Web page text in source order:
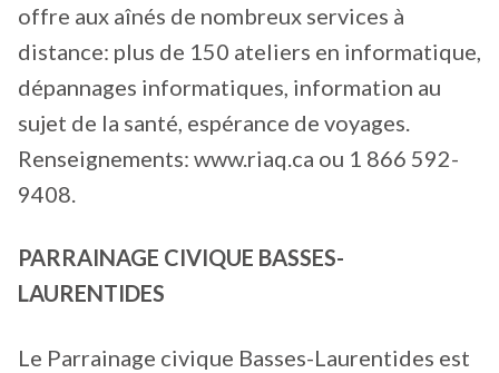
offre aux aînés de nombreux services à
distance: plus de 150 ateliers en informatique,
dépannages informatiques, information au
sujet de la santé, espérance de voyages.
Renseignements: www.riaq.ca ou 1 866 592-
9408.
PARRAINAGE CIVIQUE BASSES-
LAURENTIDES
Le Parrainage civique Basses-Laurentides est